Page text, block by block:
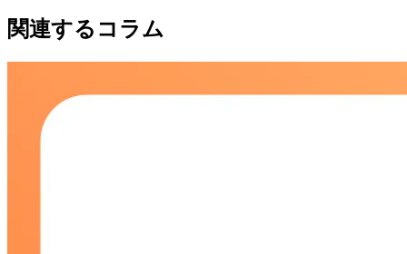
関連するコラム